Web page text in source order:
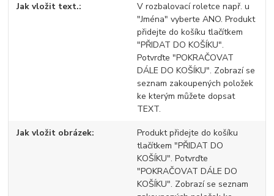
Jak vložit text.
V rozbalovací roletce např. u
"Jména" vyberte ANO. Produkt
přidejte do košíku tlačítkem
"PŘIDAT DO KOŠÍKU".
Potvrďte "POKRAČOVAT
DÁLE DO KOŠÍKU". Zobrazí se
seznam zakoupených položek
ke kterým můžete dopsat
TEXT.
Jak vložit obrázek
Produkt přidejte do košíku
tlačítkem "PŘIDAT DO
KOŠÍKU". Potvrďte
"POKRAČOVAT DÁLE DO
KOŠÍKU". Zobrazí se seznam